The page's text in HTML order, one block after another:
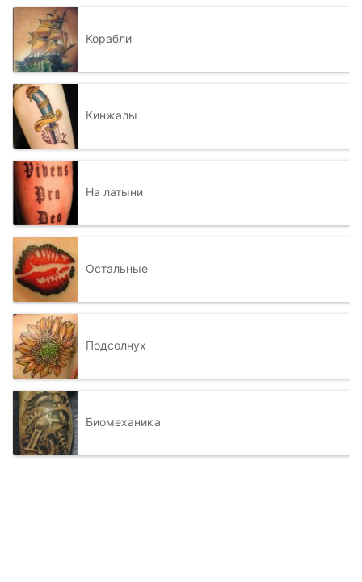
Корабли
Кинжалы
На латыни
Остальные
Подсолнух
Биомеханика